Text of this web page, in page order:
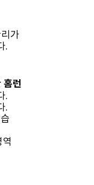
가
.
홈런
.
.
역